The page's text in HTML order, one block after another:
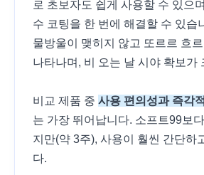
로 초보자도 쉽게 사용할 수 있으
수 코팅을 한 번에 해결할 수 있습
물방울이 맺히지 않고 또르르 흐르
나타나며, 비 오는 날 시야 확보가
비교 제품 중 사용 편의성과 즉각
는 가장 뛰어납니다. 소프트99보
지만(약 3주), 사용이 훨씬 간단하
다.